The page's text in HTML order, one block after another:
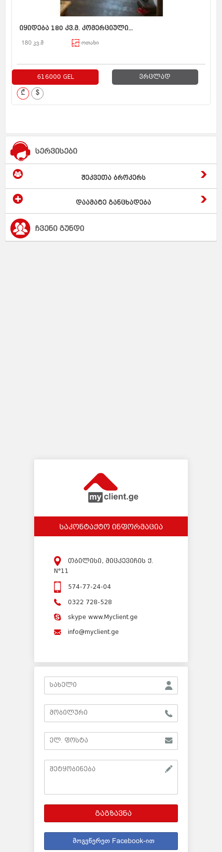
იყიდება 180 კვ.მ. კომერციული...
180 კვ.მ ოთახი
616000 GEL ვრცლად
₾ $
სერვისები
შეკვეთა ბროკერს
დაამატე განცხადება
ჩვენი გუნდი
საკონტაქტო ინფორმაცია
თბილისი, მიცკევიჩის ქ.
N°11
574-77-24-04
0322 728-528
skype www.Myclient.ge
info@myclient.ge
გაგზავნა
მოგვწერეთ Facebook-ით